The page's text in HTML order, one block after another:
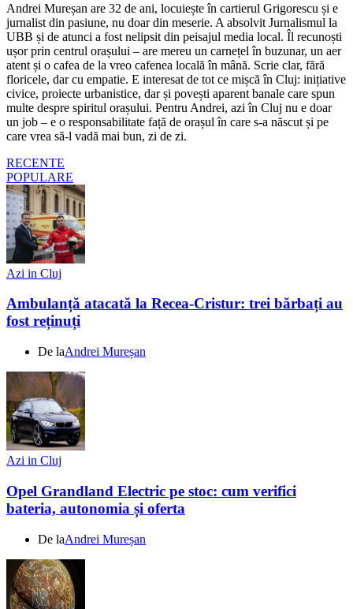
Andrei Mureșan are 32 de ani, locuiește în cartierul Grigorescu și e
jurnalist din pasiune, nu doar din meserie. A absolvit Jurnalismul la
UBB și de atunci a fost nelipsit din peisajul media local. Îl recunoști
ușor prin centrul orașului – are mereu un carnețel în buzunar, un aer
atent și o cafea de la vreo cafenea locală în mână. Scrie clar, fără
floricele, dar cu empatie. E interesat de tot ce mișcă în Cluj: inițiative
civice, proiecte urbanistice, dar și povești aparent banale care spun
multe despre spiritul orașului. Pentru Andrei, azi în Cluj nu e doar
un job – e o responsabilitate față de orașul în care s-a născut și pe
care vrea să-l vadă mai bun, zi de zi.
RECENTE
POPULARE
Azi in Cluj
Ambulanță atacată la Recea-Cristur: trei bărbați au
fost reținuți
De laAndrei Mureșan
Azi in Cluj
Opel Grandland Electric pe stoc: cum verifici
bateria, autonomia și oferta
De laAndrei Mureșan